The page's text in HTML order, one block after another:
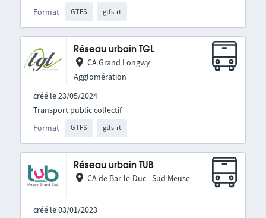
Format GTFS gtfs-rt
Réseau urbain TGL
CA Grand Longwy
Agglomération
créé le 23/05/2024
Format GTFS gtfs-rt
Transport public collectif
Réseau urbain TUB
CA de Bar-le-Duc - Sud Meuse
créé le 03/01/2023